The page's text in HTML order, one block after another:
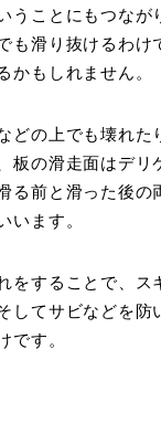
うことにもつなが
も滑り抜けるわけ
かもしれません。
どの上でも壊れた
板の滑走面はデリ
る前と滑った後の
います。
をすることで、ス
してサビなどを防
です。